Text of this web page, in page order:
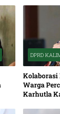
DPRD
Kolaborasi
Warga
Karhutla